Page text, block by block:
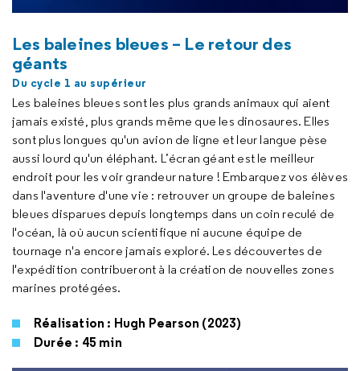
Les baleines bleues – Le retour des
géants
Du cycle 1 au supérieur
Les baleines bleues sont les plus grands animaux qui aient
jamais existé, plus grands même que les dinosaures. Elles
sont plus longues qu'un avion de ligne et leur langue pèse
aussi lourd qu'un éléphant. L’écran géant est le meilleur
endroit pour les voir grandeur nature ! Embarquez vos élèves
dans l'aventure d'une vie : retrouver un groupe de baleines
bleues disparues depuis longtemps dans un coin reculé de
l'océan, là où aucun scientifique ni aucune équipe de
tournage n'a encore jamais exploré. Les découvertes de
l'expédition contribueront à la création de nouvelles zones
marines protégées.
Réalisation : Hugh Pearson (2023)
Durée : 45 min